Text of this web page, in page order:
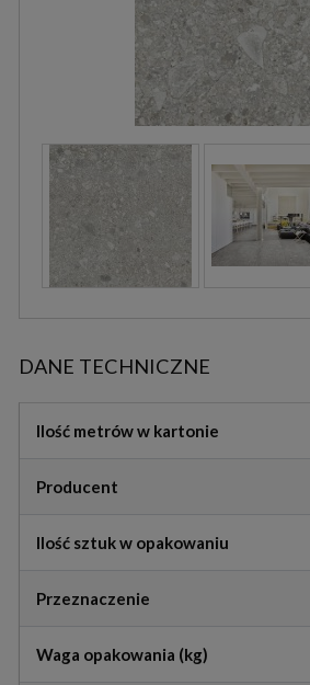
DANE TECHNICZNE
Ilość metrów w kartonie
Producent
Ilość sztuk w opakowaniu
Przeznaczenie
Waga opakowania (kg)